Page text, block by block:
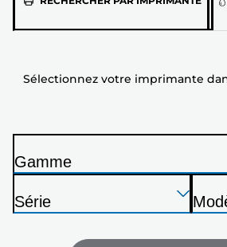
votre
liste
Sélectionnez votre imprimante
Appuyez
sur
m
p
Gamme
Appuyez
sur
Série
Appuyez
sur
I
m